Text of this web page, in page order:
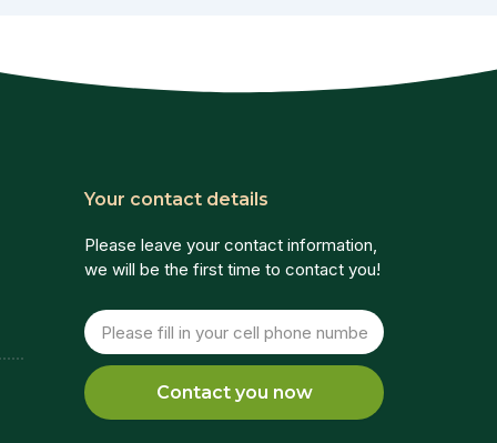
Your contact details
Please leave your contact information,
we will be the first time to contact you!
Tel
Contact you now